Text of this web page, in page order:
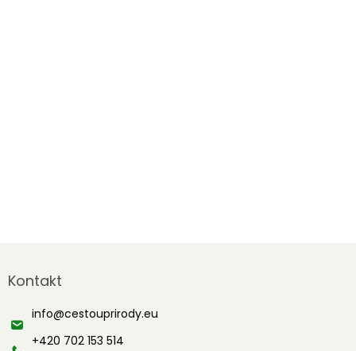
p
t
Kontakt
info@cestouprirody.eu
+420 702 153 514